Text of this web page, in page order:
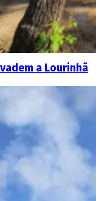
a Lourinhã